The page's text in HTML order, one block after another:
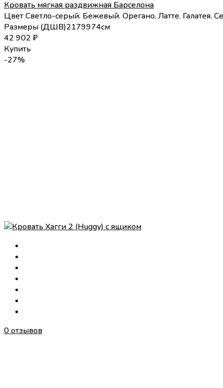
Кровать мягкая раздвижная Барселона
ЦветСветло-серый. Бежевый. Орегано. Латте. Галатея.
Размеры (ДШВ)2179974см
42 902 ₽
Купить
-27%
0 отзывов